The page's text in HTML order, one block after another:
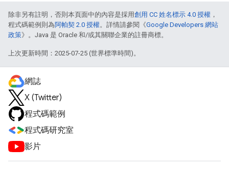
除非另有註明，否則本頁面中的內容是採用創用 CC 姓名標示 4.0 授權 ，
程式碼範例則為阿帕契 2.0 授權。詳情請參閱《Google Developers 網站
政策》。Java 是 Oracle 和/或其關聯企業的註冊商標。
上次更新時間：2025-07-25 (世界標準時間)。
網誌
X (Twitter)
程式碼範例
程式碼研究室
影片